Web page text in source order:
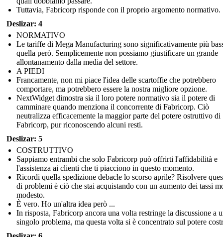
Tuttavia, Fabricorp risponde con il proprio argomento normativo.
Deslizar: 4
NORMATIVO
Le tariffe di Mega Manufacturing sono significativamente più
quella però. Semplicemente non possiamo giustificare un grande
allontanamento dalla media del settore.
A PIEDI
Francamente, non mi piace l'idea delle scartoffie che potrebbero
comportare, ma potrebbero essere la nostra migliore opzione.
NextWidget dimostra sia il loro potere normativo sia il potere di
camminare quando menziona il concorrente di Fabricorp. Ciò
neutralizza efficacemente la maggior parte del potere ostruttivo di
Fabricorp, pur riconoscendo alcuni resti.
Deslizar: 5
COSTRUTTIVO
Sappiamo entrambi che solo Fabricorp può offrirti l'affidabilità e
l'assistenza ai clienti che ti piacciono in questo momento.
Ricordi quella spedizione debacle lo scorso aprile? Risolvere
di problemi è ciò che stai acquistando con un aumento dei tassi
modesto.
È vero. Ho un'altra idea però ...
In risposta, Fabricorp ancora una volta restringe la discussione a
singolo problema, ma questa volta si è concentrato sul potere